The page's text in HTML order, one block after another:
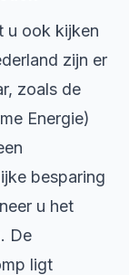
u ook kijken
zijn er
zoals de
Energie)
besparing
u het
De
ligt